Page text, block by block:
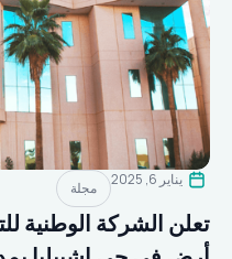
يناير 6, 2025 مجلة
تعلن الشركة الوطنية